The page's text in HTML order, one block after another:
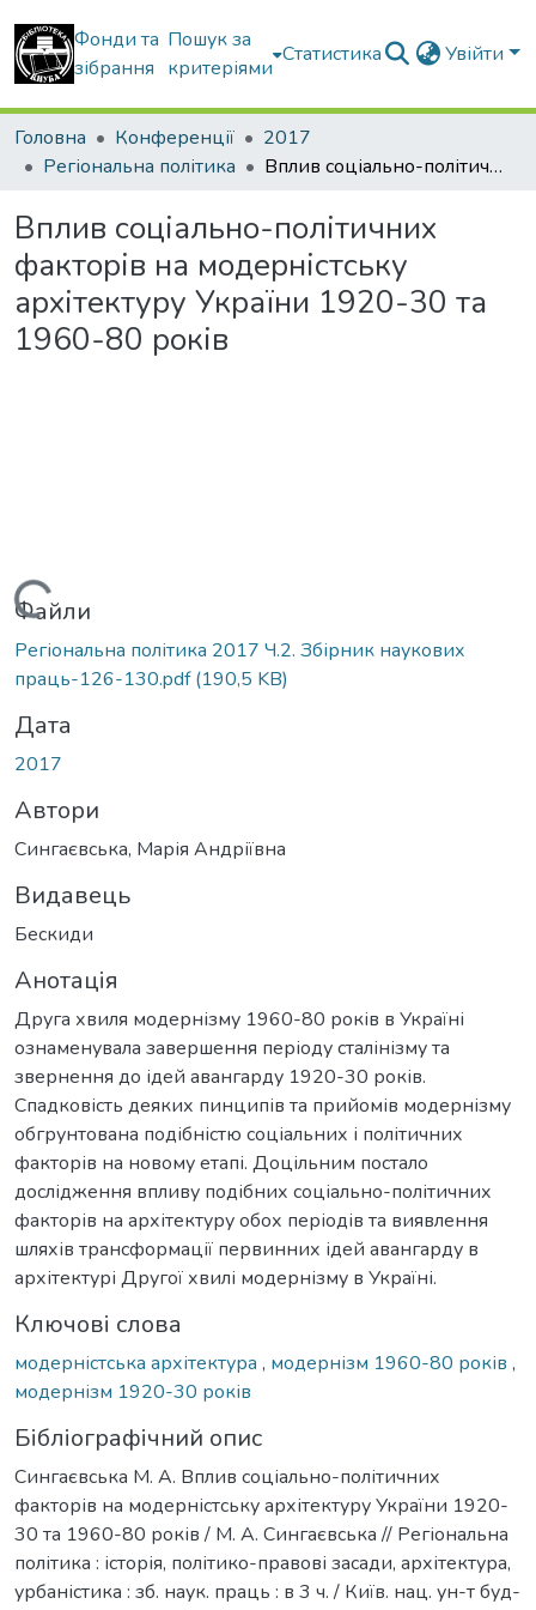
Фонди та
зібрання
Пошук за
критеріями
Статистика Увійти
Головна Конференції
2017
Регіональна політика
Вплив соціально-політичних факторів на модерністську архітектуру України 1920-30 та 1960-80 років
Вплив соціально-політичних
факторів на модерністську
архітектуру України 1920-30 та
1960-80 років
Вантажиться...
Файли
Регіональна політика 2017 Ч.2. Збірник наукових
праць-126-130.pdf(190,5 KB)
Дата
2017
Автори
Сингаєвська, Марія Андріївна
Видавець
Бескиди
Анотація
Друга хвиля модернізму 1960-80 років в Україні
ознаменувала завершення періоду сталінізму та
звернення до ідей авангарду 1920-30 років.
Спадковість деяких пинципів та прийомів модернізму
обгрунтована подібністю соціальних і політичних
факторів на новому етапі. Доцільним постало
дослідження впливу подібних соціально-політичних
факторів на архітектуру обох періодів та виявлення
шляхів трансформації первинних ідей авангарду в
архітектурі Другої хвилі модернізму в Україні.
Ключові слова
модерністська архітектура , модернізм 1960-80 років ,
модернізм 1920-30 років
Бібліографічний опис
Сингаєвська М. А. Вплив соціально-політичних
факторів на модерністську архітектуру України 1920-
30 та 1960-80 років / М. А. Сингаєвська // Регіональна
політика : історія, політико-правові засади, архітектура,
урбаністика : зб. наук. праць : в 3 ч. / Київ. нац. ун-т буд-